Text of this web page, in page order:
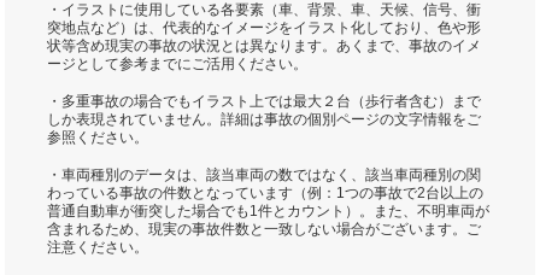
・イラストに使用している各要素（車、背景、車、天候、信号、衝
突地点など）は、代表的なイメージをイラスト化しており、色や形
状等含め現実の事故の状況とは異なります。あくまで、事故のイメ
ージとして参考までにご活用ください。
・多重事故の場合でもイラスト上では最大２台（歩行者含む）まで
しか表現されていません。詳細は事故の個別ページの文字情報をご
参照ください。
・車両種別のデータは、該当車両の数ではなく、該当車両種別の関
わっている事故の件数となっています（例：1つの事故で2台以上の
普通自動車が衝突した場合でも1件とカウント）。また、不明車両が
含まれるため、現実の事故件数と一致しない場合がございます。ご
注意ください。